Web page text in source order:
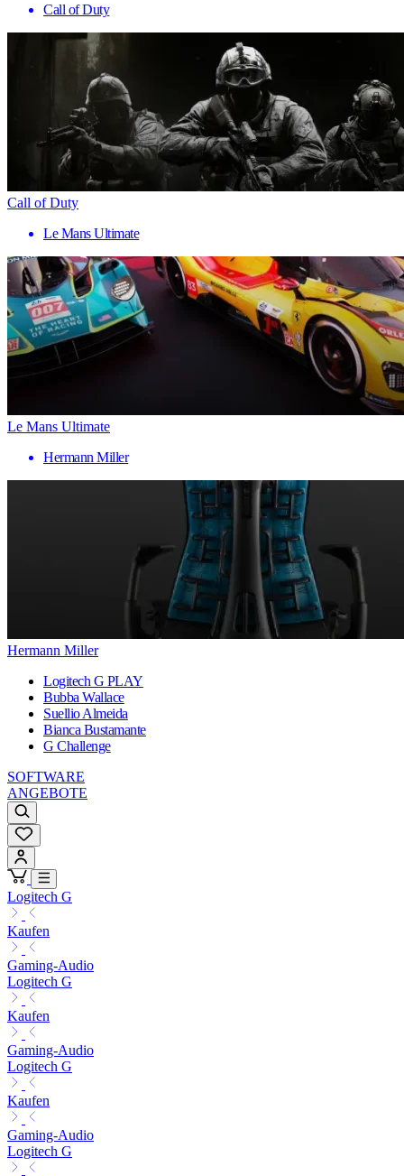
Call of Duty
Call of Duty
Le Mans Ultimate
Le Mans Ultimate
Hermann Miller
Hermann Miller
Logitech G PLAY
Bubba Wallace
Suellio Almeida
Bianca Bustamante
G Challenge
SOFTWARE
ANGEBOTE
Logitech G
Kaufen
Gaming-Audio
Logitech G
Kaufen
Gaming-Audio
Logitech G
Kaufen
Gaming-Audio
Logitech G